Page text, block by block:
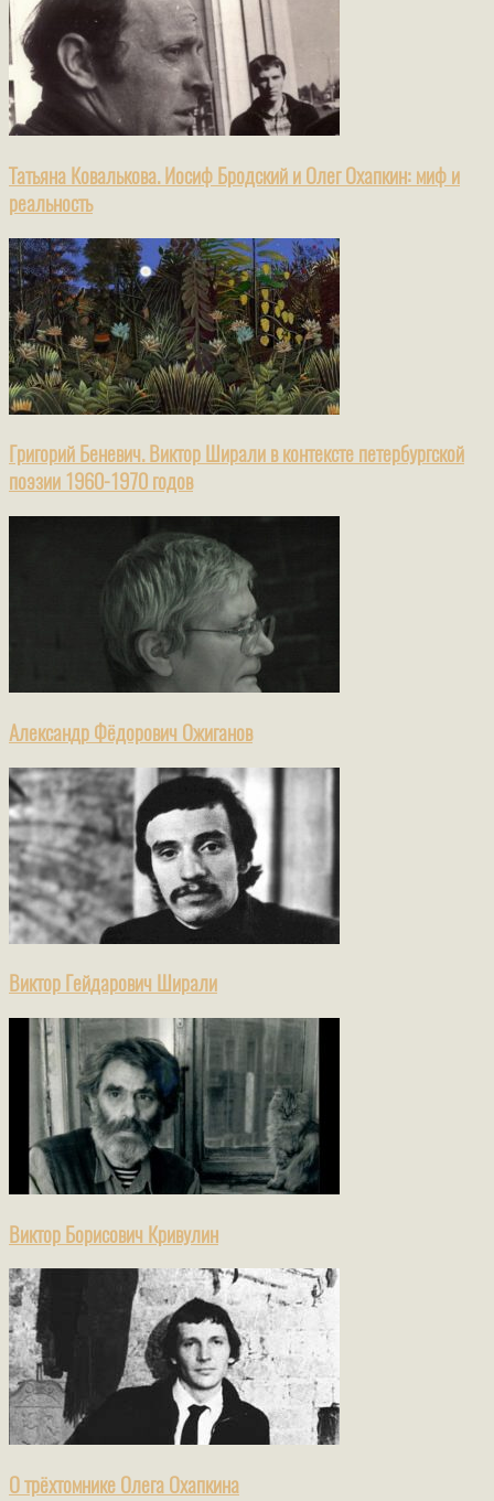
Татьяна Ковалькова. Иосиф Бродский и Олег Охапкин: миф и
реальность
Григорий Беневич. Виктор Ширали в контексте петербургской
поэзии 1960-1970 годов
Александр Фёдорович Ожиганов
Виктор Гейдарович Ширали
Виктор Борисович Кривулин
О трёхтомнике Олега Охапкина